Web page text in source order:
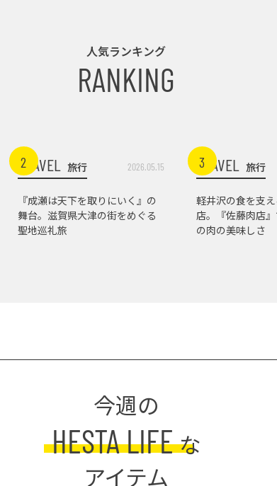
人気ランキング
RANKING
2
TRAVEL 旅行 2026.05.15
『成瀬は天下を取りにいく』の
舞台。滋賀県大津の街をめぐる
聖地巡礼旅
3
TRAVEL 旅行
軽井沢の食を支
店。『佐藤肉店
の肉の美味しさ
今週の
HESTA LIFEな
アイテム